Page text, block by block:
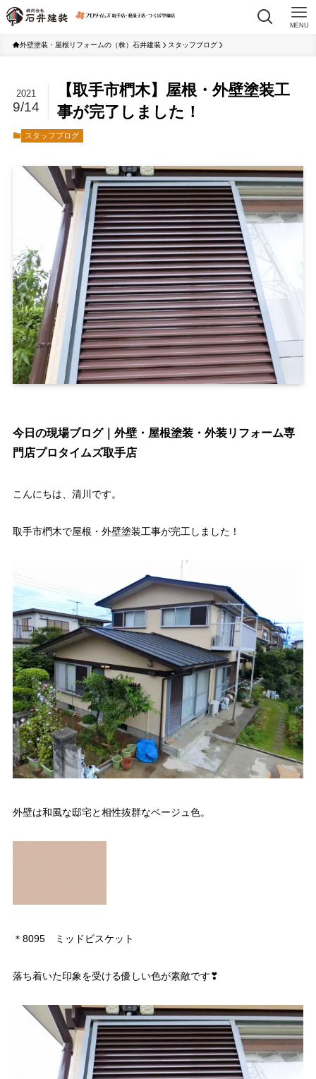
MENU
外壁塗装・屋根リフォームの（株）石井建装 スタッフブログ
【取手市椚木】屋根・外壁塗装工
事が完了しました！
2021
9/14
スタッフブログ
今日の現場ブログ｜外壁・屋根塗装・外装リフォーム専
門店プロタイムズ取手店
こんにちは、清川です。
取手市椚木で屋根・外壁塗装工事が完工しました！
外壁は和風な邸宅と相性抜群なベージュ色。
＊8095 ミッドビスケット
落ち着いた印象を受ける優しい色が素敵です❣